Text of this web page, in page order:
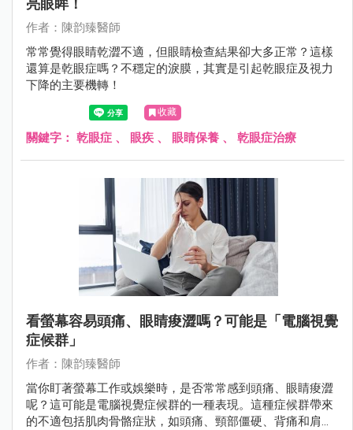
亮眼眸！
作者：陳韵臻醫師
常常覺得眼睛乾澀不適，但眼睛檢查結果卻大多正常？這樣
還算是乾眼症嗎？不穩定的淚膜，其實是引起乾眼症及視力
下降的主要機轉！
收藏
關鍵字： 乾眼症 、 眼疾 、 眼睛保養 、 乾眼症治療
看螢幕容易頭痛、眼睛痠澀嗎？可能是「電腦視覺
症候群」
作者：陳韵臻醫師
當你盯著螢幕工作或娛樂時，是否常常感到頭痛、眼睛痠澀
呢？這可能是電腦視覺症候群的一種表現。這種症候群帶來
的不適包括肌肉骨骼症狀，如頭痛、頸部僵硬、背痛和肩